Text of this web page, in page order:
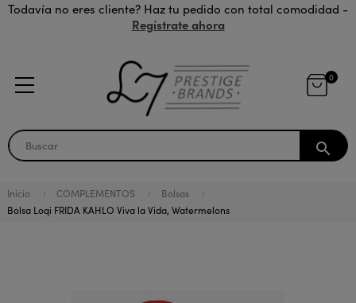
Todavía no eres cliente? Haz tu pedido con total comodidad -
Regístrate ahora
0
search
Inicio COMPLEMENTOS
Bolsas
Bolsa Loqi FRIDA KAHLO Viva la Vida, Watermelons